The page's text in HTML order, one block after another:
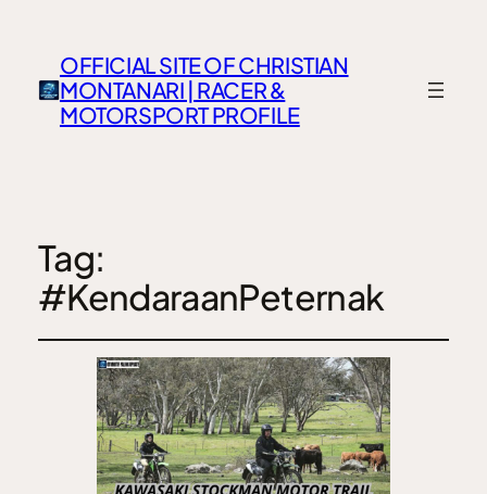
OFFICIAL SITE OF CHRISTIAN
MONTANARI | RACER &
MOTORSPORT PROFILE
Tag:
#KendaraanPeternak